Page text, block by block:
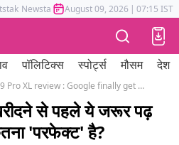
Newstak Mumbai Tak Astrotak
August 09, 2026 | 07:15 IST
पॉलिटिक्स स्पोर्ट्स मौसम देश
Pixel 9 Pro XL review : Google finally get the pixel perfect phone
से पहले ये जरूर पढ़
'परफेक्ट' है?